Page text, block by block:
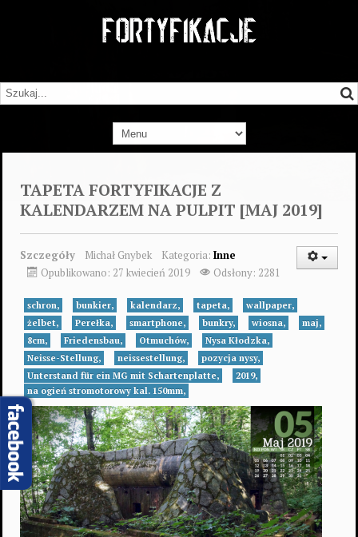
TAPETA FORTYFIKACJE Z
KALENDARZEM NA PULPIT [MAJ 2019]
Szczegóły Michał Gnybek Kategoria: Inne
Opublikowano: 27 kwiecień 2019
Odsłony: 2281
schron, bunkier, kalendarz, tapeta,
wallpaper,
żelbet,
Perełka, smartphone, bunkry, wiosna,
maj,
8cm,
Friedensbau, Otmuchów,
Nysa Kłodzka,
Neisse-Stellung,
neissestellung,
pozycja nysy,
Unterstand für ein MG mit Schartenplatte,
2019,
na ogień stromotorowy kal. 150mm,